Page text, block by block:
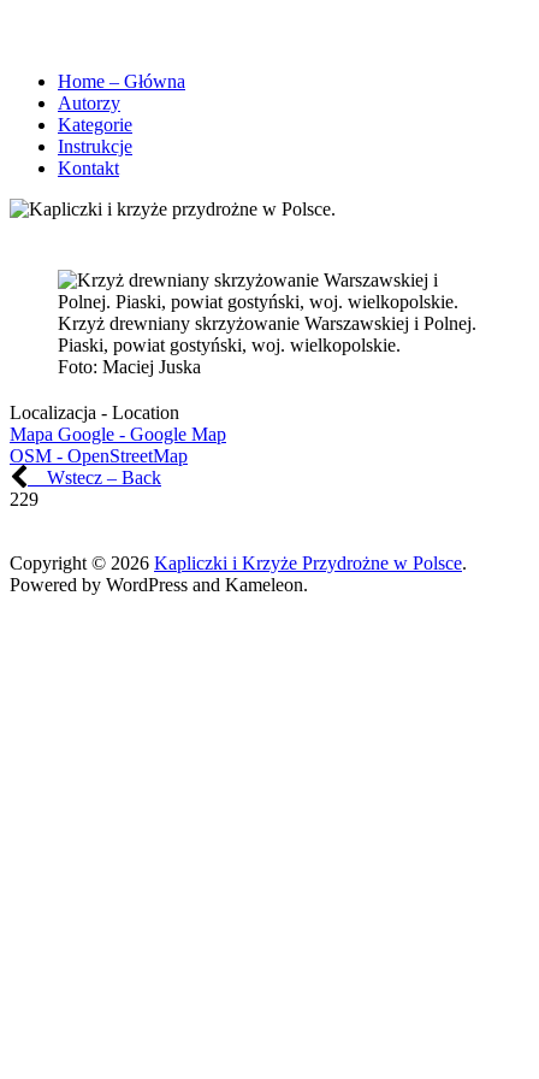
Home – Główna
Autorzy
Kategorie
Instrukcje
Kontakt
Krzyż drewniany skrzyżowanie Warszawskiej i Polnej.
Piaski, powiat gostyński, woj. wielkopolskie.
Foto: Maciej Juska
Localizacja - Location
Mapa Google - Google Map
OSM - OpenStreetMap
Wstecz – Back
229
Copyright © 2026 Kapliczki i Krzyże Przydrożne w Polsce.
Powered by WordPress and Kameleon.